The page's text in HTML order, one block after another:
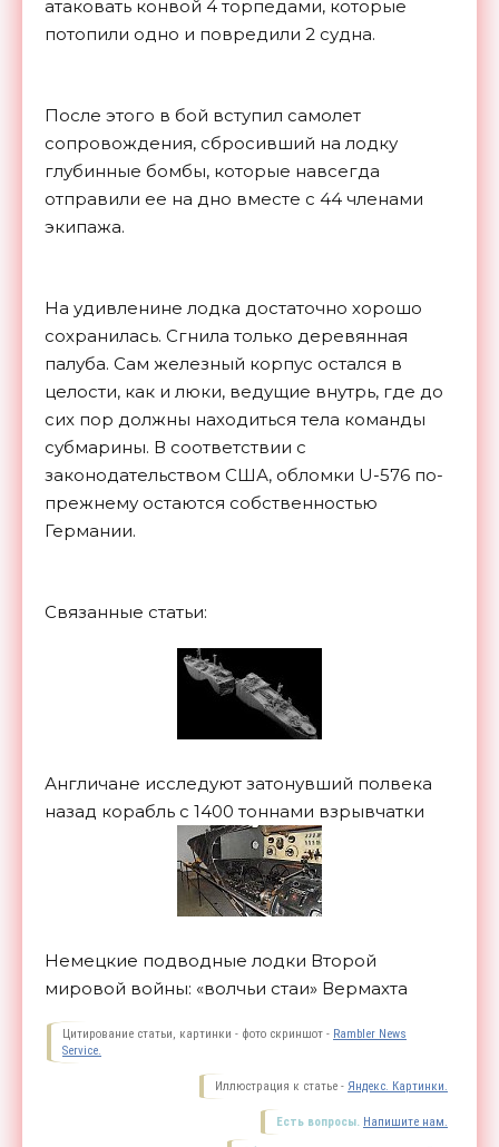
атаковать конвой 4 торпедами, которые
потопили одно и повредили 2 судна.
После этого в бой вступил самолет
сопровождения, сбросивший на лодку
глубинные бомбы, которые навсегда
отправили ее на дно вместе с 44 членами
экипажа.
На удивленине лодка достаточно хорошо
сохранилась. Сгнила только деревянная
палуба. Сам железный корпус остался в
целости, как и люки, ведущие внутрь, где до
сих пор должны находиться тела команды
субмарины. В соответствии с
законодательством США, обломки U-576 по-
прежнему остаются собственностью
Германии.
Связанные статьи:
Англичане исследуют затонувший полвека
назад корабль с 1400 тоннами взрывчатки
Немецкие подводные лодки Второй
мировой войны: «волчьи стаи» Вермахта
Цитирование статьи, картинки - фото скриншот - Rambler News
Service.
Иллюстрация к статье - Яндекс. Картинки.
Есть вопросы. Напишите нам.